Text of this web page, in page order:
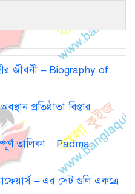
জীবনী – Biography of
প্রতিষ্ঠাতা বিস্তার
তালিকা । Padma
– এর সেট গুলি একত্রে